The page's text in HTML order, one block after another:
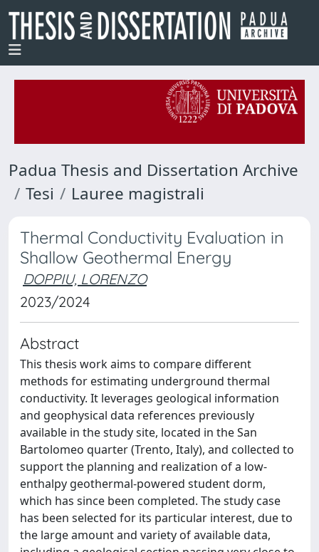
Padua Thesis and Dissertation Archive
Tesi
Lauree magistrali
Thermal Conductivity Evaluation in
Shallow Geothermal Energy
DOPPIU, LORENZO
2023/2024
Abstract
This thesis work aims to compare different
methods for estimating underground thermal
conductivity. It leverages geological information
and geophysical data references previously
available in the study site, located in the San
Bartolomeo quarter (Trento, Italy), and collected to
support the planning and realization of a low-
enthalpy geothermal-powered student dorm,
which has since been completed. The study case
has been selected for its particular interest, due to
the large amount and variety of available data,